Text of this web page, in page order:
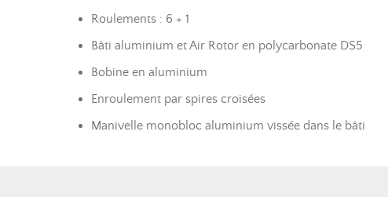
Roulements : 6 + 1
Bâti aluminium et Air Rotor en polycarbonate DS5
Bobine en aluminium
Enroulement par spires croisées
Manivelle monobloc aluminium vissée dans le bâti